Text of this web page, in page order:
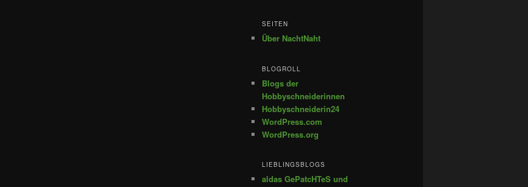
SEITEN
Über NachtNaht
BLOGROLL
Blogs der
Hobbyschneiderinnen
Hobbyschneiderin24
WordPress.com
WordPress.org
LIEBLINGSBLOGS
aldas GePatcHTeS und